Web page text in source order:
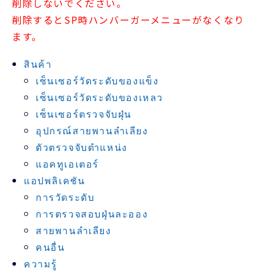
削除しないでください。
削除するとSP時ハンバーガーメニューがなくなり
ます。
สินค้า
เซ็นเซอร์วัดระดับของแข็ง
เซ็นเซอร์วัดระดับของเหลว
เซ็นเซอร์ตรวจจับฝุ่น
อุปกรณ์สายพานลำเลียง
ตัวตรวจจับตำแหน่ง
แอคทูเอเตอร์
แอปพลิเคชัน
การวัดระดับ
การตรวจสอบฝุ่นละออง
สายพานลำเลียง
คนอื่น
ความรู้